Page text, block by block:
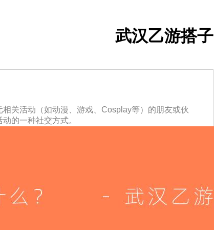
武汉乙游搭子
关活动（如动漫、游戏、Cosplay等）的朋友或伙
的一种社交方式。